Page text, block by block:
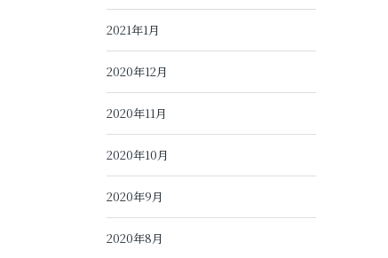
2021年1月
2020年12月
2020年11月
2020年10月
2020年9月
2020年8月